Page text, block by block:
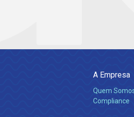
A Empresa
Quem
Compliance